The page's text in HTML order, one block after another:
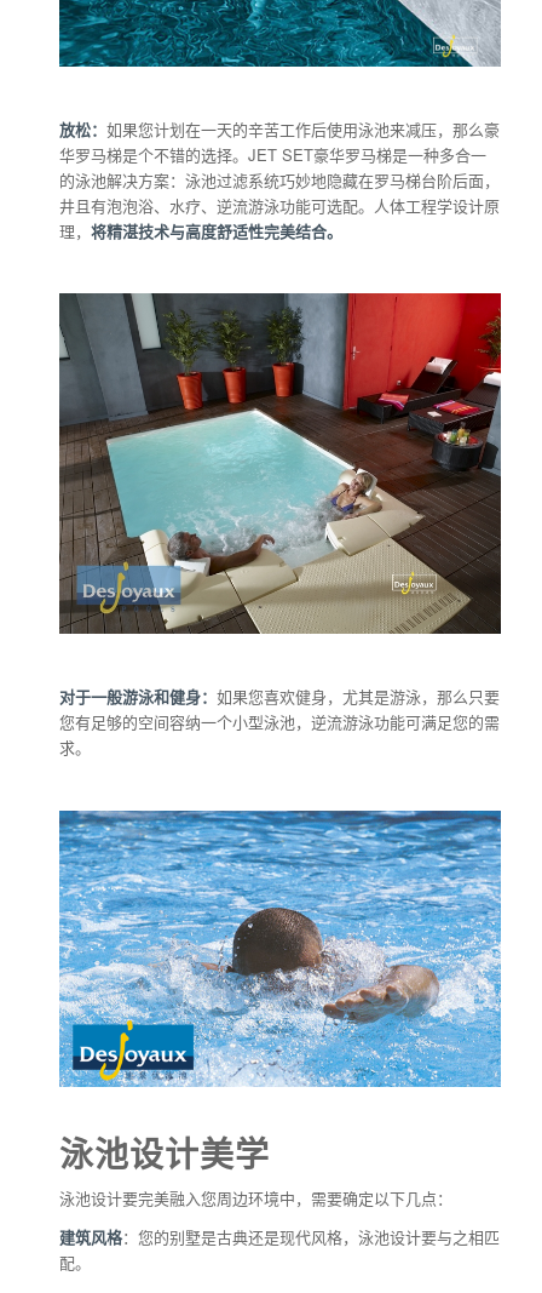
放松： 如果您计划在一天的辛苦工作后使用泳池来减压，那么豪
华罗马梯是个不错的选择。JET SET豪华罗马梯是一种多合一
的泳池解决方案：泳池过滤系统巧妙地隐藏在罗马梯台阶后面，
井且有泡泡浴、水疗、逆流游泳功能可选配。人体工程学设计原
理， 将精湛技术与高度舒适性完美结合。
对于一般游泳和健身： 如果您喜欢健身，尤其是游泳，那么只要
您有足够的空间容纳一个小型泳池，逆流游泳功能可满足您的需
求。
泳池设计美学
泳池设计要完美融入您周边环境中，需要确定以下几点：
建筑风格：您的别墅是古典还是现代风格，泳池设计要与之相匹
配。